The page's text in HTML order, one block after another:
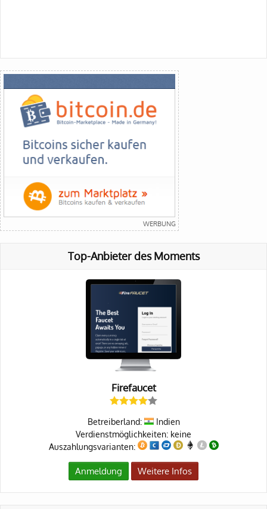
Top-Anbieter des Moments
Firefaucet
Betreiberland:
Indien
Verdienstmöglichkeiten: keine
Auszahlungsvarianten:
Anmeldung Weitere Infos